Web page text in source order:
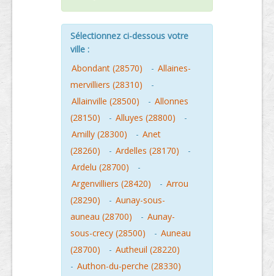
Sélectionnez ci-dessous votre
ville :
Abondant (28570)
- Allaines-
mervilliers (28310)
-
Allainville (28500)
- Allonnes
(28150)
- Alluyes (28800)
-
Amilly (28300)
- Anet
(28260)
- Ardelles (28170)
-
Ardelu (28700)
-
Argenvilliers (28420)
- Arrou
(28290)
- Aunay-sous-
auneau (28700)
- Aunay-
sous-crecy (28500)
- Auneau
(28700)
- Autheuil (28220)
- Authon-du-perche (28330)